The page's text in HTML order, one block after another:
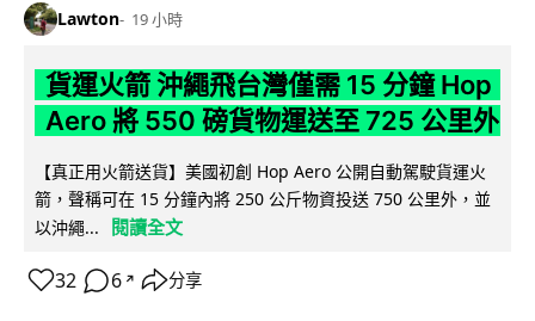
Lawton 19 小時
貨運火箭 沖繩飛台灣僅需 15 分鐘 Hop
Aero 將 550 磅貨物運送至 725 公里外
【真正用火箭送貨】美國初創 Hop Aero 公開自動駕駛貨運火
箭，聲稱可在 15 分鐘內將 250 公斤物資投送 750 公里外，並
以沖繩...
閱讀全文
32 6 ↗ 分享